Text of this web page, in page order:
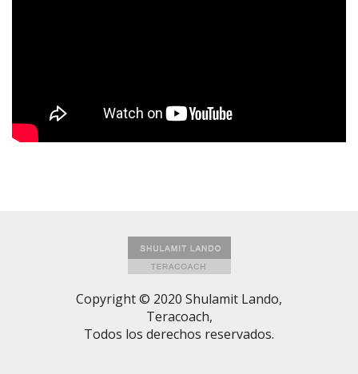
Copyright © 2020 Shulamit Lando,
Teracoach,
Todos los derechos reservados.